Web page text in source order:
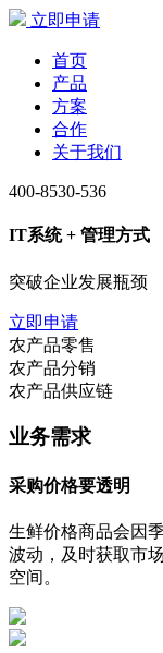
立即申请
首页
产品
方案
合作
关于我们
400-8530-536
IT系统 + 管理方式
突破企业发展瓶颈
立即申请
农产品零售
农产品分销
农产品供应链
业务需求
采购价格要透明
生鲜价格商品会因
波动，及时获取市
空间。